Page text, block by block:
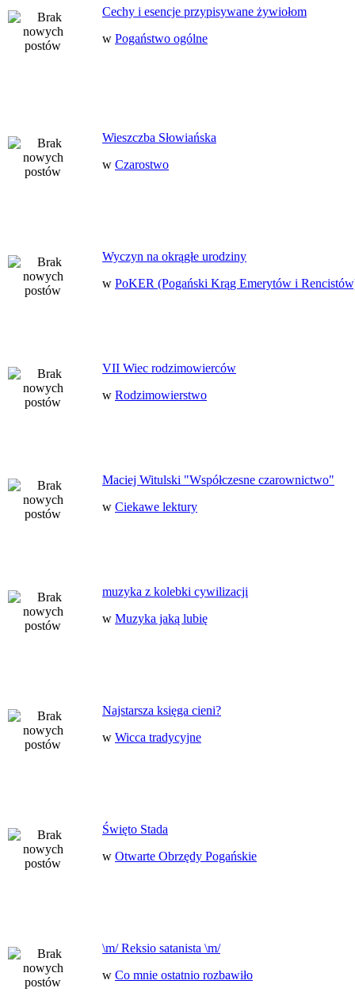
Cechy i esencje przypisywane żywiołom
w Pogaństwo ogólne
Wieszczba Słowiańska
w Czarostwo
Wyczyn na okrągłe urodziny
w PoKER (Pogański Krąg Emerytów i
VII Wiec rodzimowierców
w Rodzimowierstwo
Maciej Witulski "Współczesne czarownictwo"
w Ciekawe lektury
muzyka z kolebki cywilizacji
w Muzyka jaką lubię
Najstarsza księga cieni?
w Wicca tradycyjne
Święto Stada
w Otwarte Obrzędy Pogańskie
\m/ Reksio satanista \m/
w Co mnie ostatnio rozbawiło